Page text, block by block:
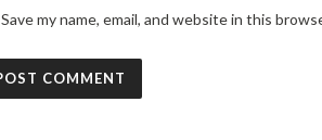
Save my name, email, and website in this